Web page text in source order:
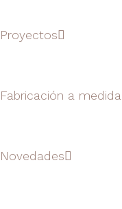
Proyectos
Fabricación a medida
Novedades